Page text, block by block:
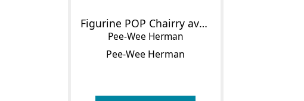
Figurine POP Chairry avec Pterri
Pee-Wee Herman
Pee-Wee Herman